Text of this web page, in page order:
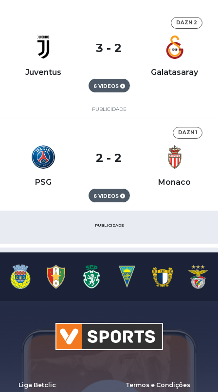
DAZN 2
Juventus
3 - 2
Galatasaray
6 VIDEOS
PUBLICIDADE
DAZN 1
PSG
2 - 2
Monaco
6 VIDEOS
PUBLICIDADE
Liga Betclic Termos e Condições